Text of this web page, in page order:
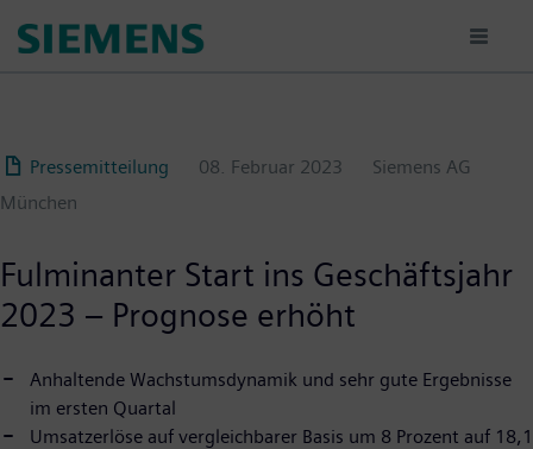
para
Pressemitteilung
08. Februar 2023
Siemens AG
München
Fulminanter Start ins Geschäftsjahr
2023 – Prognose erhöht
Anhaltende Wachstumsdynamik und sehr gute Ergebnisse
im ersten Quartal
Umsatzerlöse auf vergleichbarer Basis um 8 Prozent auf 18,1